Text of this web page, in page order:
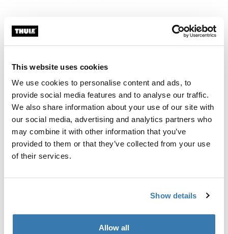
This website uses cookies
We use cookies to personalise content and ads, to
provide social media features and to analyse our traffic.
We also share information about your use of our site with
our social media, advertising and analytics partners who
may combine it with other information that you’ve
provided to them or that they’ve collected from your use
of their services.
Show details
Allow all
Side
Tillgänglig online